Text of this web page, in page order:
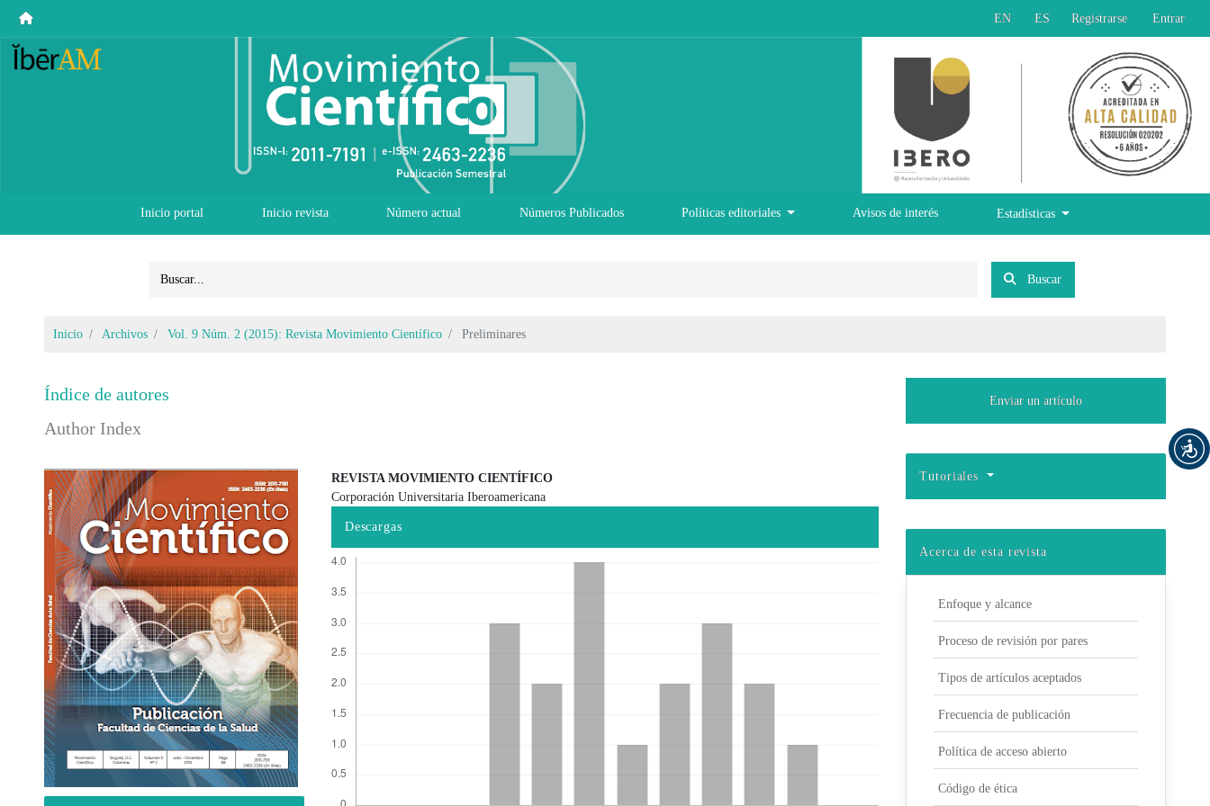
EN ES Registrarse Entrar
Inicio portal Inicio revista Número actual Números Publicados Políticas editoriales Avisos de interés Estadísticas
Buscar
Inicio Archivos Vol. 9 Núm. 2 (2015): Revista Movimiento Científico Preliminares
Índice de autores
Author Index
Barra lateral del artículo Contenido principal del artículo
REVISTA MOVIMIENTO CIENTÍFICO
Corporación Universitaria Iberoamericana
Descargas
Enviar un artículo
Tutoriales
Acerca de esta revista
Enfoque y alcance
Proceso de revisión por pares
Tipos de artículos aceptados
Frecuencia de publicación
Política de acceso abierto
Código de ética